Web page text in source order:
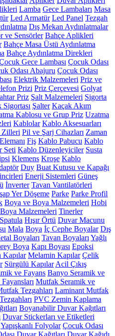
Lamba Gece Lambaları Masa
Led Armatür Led Panel Tezgah
Dış Mekan Aydınlatmalar
ve Sensörler Bahçe Aplikleri
Bahçe Masa Üstü Aydınlatma
Bahçe Aydınlatma Direkleri
Gece Lambası Çocuk Odası
Odası Abajuru Çocuk Odası
Elektrik Malzemeleri Priz ve
Prizi Priz Çerçevesi Golyat
Priz Şalt Malzemeleri Sigorta
Şalter Kaçak Akım
Kablosu ve Grup Priz Uzatma
Kablolar Kablo Aksesuarları
Zilleri Pil ve Şarj Cihazları Zaman
Fiş Kablo Pabucu Kablo
Seti Kablo Düzenleyiciler Susta
Klemens Kroşe Kablo
Duy Buat Kutusu ve Kapağı
Enerji Sistemleri Güneş
İnverter Tavan Vantilatörleri
Yer Döşeme Parke Parke Profil
Boya ve Boya Malzemeleri Hobi
Boya Malzemeleri Tinerler
Spatula Hışır Örtü Duvar Macunu
Mala Boya İç Cephe Boyalar Dış
Boyaları Tavan Boyaları Yağlı
Boya Kapı Boyası Epoksi
Kapılar Melamin Kapılar Çelik
Sürgülü Kapılar Acil Çıkış
ve Fayans Banyo Seramik ve
Mutfak Seramik ve
Tezgahları Laminant Mutfak
PVC Zemin Kaplama
Boyanabilir Duvar Kağıtları
Duvar Stickerları ve Etiketleri
Yapışkanlı Folyolar Çocuk Odası
Duvar Kağıtları Duvar Kağıdı